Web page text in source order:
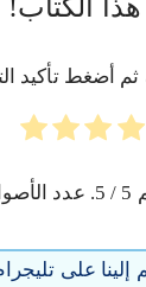
الكتاب!
ثم أضغط تأكيد
5 / 5. عدد الأصوات:
على